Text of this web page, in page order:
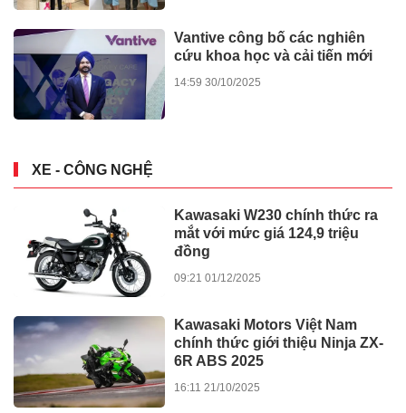
Vantive công bố các nghiên
cứu khoa học và cải tiến mới
14:59 30/10/2025
XE - CÔNG NGHỆ
Kawasaki W230 chính thức ra
mắt với mức giá 124,9 triệu
đồng
09:21 01/12/2025
Kawasaki Motors Việt Nam
chính thức giới thiệu Ninja ZX-
6R ABS 2025
16:11 21/10/2025